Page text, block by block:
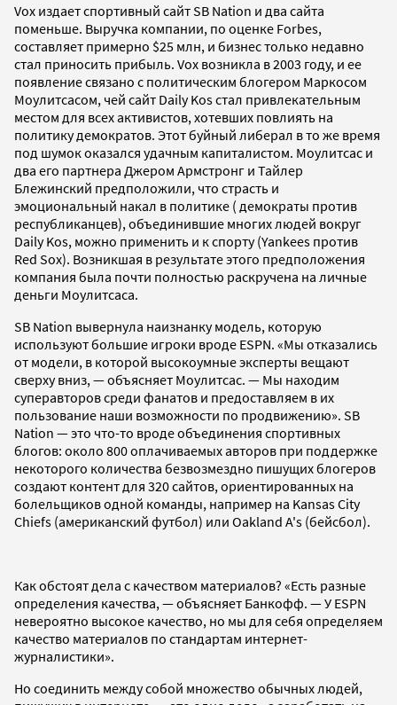
Vox издает спортивный сайт SB Nation и два сайта
поменьше. Выручка компании, по оценке Forbes,
составляет примерно $25 млн, и бизнес только недавно
стал приносить прибыль. Vox возникла в 2003 году, и ее
появление связано с политическим блогером Маркосом
Моулитсасом, чей сайт Daily Kos стал привлекательным
местом для всех активистов, хотевших повлиять на
политику демократов. Этот буйный либерал в то же время
под шумок оказался удачным капиталистом. Моулитсас и
два его партнера Джером Армстронг и Тайлер
Блежинский предположили, что страсть и
эмоциональный накал в политике ( демократы против
республиканцев), объединившие многих людей вокруг
Daily Kos, можно применить и к спорту (Yankees против
Red Sox). Возникшая в результате этого предположения
компания была почти полностью раскручена на личные
деньги Моулитсаса.
SB Nation вывернула наизнанку модель, которую
используют большие игроки вроде ESPN. «Мы отказались
от модели, в которой высокоумные эксперты вещают
сверху вниз, — объясняет Моулитсас. — Мы находим
суперавторов среди фанатов и предоставляем в их
пользование наши возможности по продвижению». SB
Nation — это что-то вроде объединения спортивных
блогов: около 800 оплачиваемых авторов при поддержке
некоторого количества безвозмездно пишущих блогеров
создают контент для 320 сайтов, ориентированных на
болельщиков одной команды, например на Kansas City
Chiefs (американский футбол) или Oakland A's (бейсбол).
Как обстоят дела с качеством материалов? «Есть разные
определения качества, — объясняет Банкофф. — У ESPN
невероятно высокое качество, но мы для себя определяем
качество материалов по стандартам интернет-
журналистики».
Но соединить между собой множество обычных людей,